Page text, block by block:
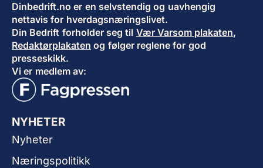
Dinbedrift.no er en selvstendig og uavhengig
nettavis for hverdagsnæringslivet.
Din Bedrift forholder seg til Vær Varsom plakaten,
Redaktørplakaten og følger reglene for god
presseskikk.
Vi er medlem av:
NYHETER
Nyheter
Næringspolitikk